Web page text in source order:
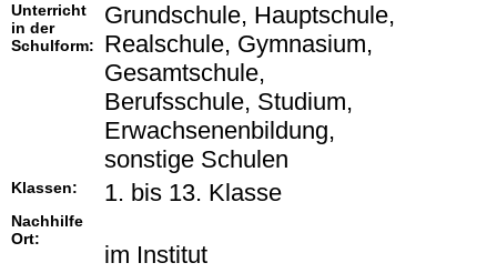
Unterricht
in der
Schulform:
Grundschule, Hauptschule,
Realschule, Gymnasium,
Gesamtschule,
Berufsschule, Studium,
Erwachsenenbildung,
sonstige Schulen
Klassen: 1. bis 13. Klasse
Nachhilfe
Ort:
im Institut